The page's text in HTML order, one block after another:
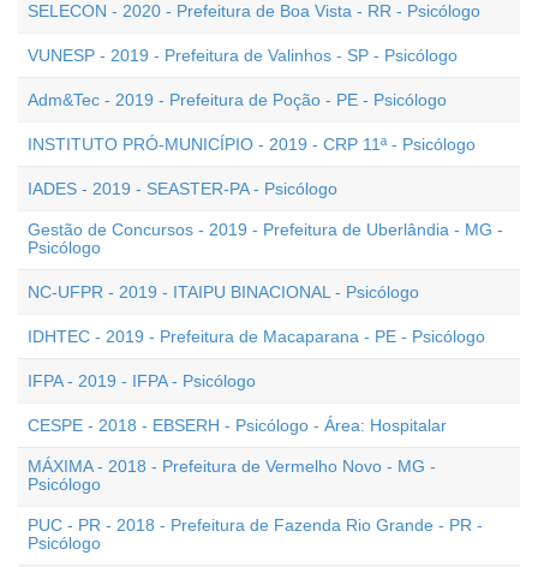
SELECON - 2020 - Prefeitura de Boa Vista - RR - Psicólogo
VUNESP - 2019 - Prefeitura de Valinhos - SP - Psicólogo
Adm&Tec - 2019 - Prefeitura de Poção - PE - Psicólogo
INSTITUTO PRÓ-MUNICÍPIO - 2019 - CRP 11ª - Psicólogo
IADES - 2019 - SEASTER-PA - Psicólogo
Gestão de Concursos - 2019 - Prefeitura de Uberlândia - MG -
Psicólogo
NC-UFPR - 2019 - ITAIPU BINACIONAL - Psicólogo
IDHTEC - 2019 - Prefeitura de Macaparana - PE - Psicólogo
IFPA - 2019 - IFPA - Psicólogo
CESPE - 2018 - EBSERH - Psicólogo - Área: Hospitalar
MÁXIMA - 2018 - Prefeitura de Vermelho Novo - MG -
Psicólogo
PUC - PR - 2018 - Prefeitura de Fazenda Rio Grande - PR -
Psicólogo